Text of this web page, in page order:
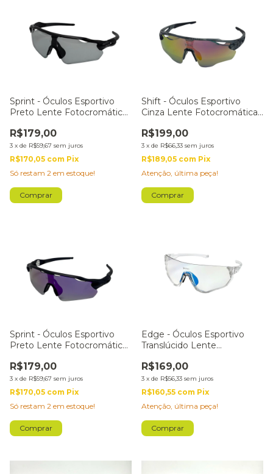
Sprint - Óculos Esportivo
Preto Lente Fotocromática
R$179,00
3 x de R$59,67 sem juros
R$170,05 com Pix
Só restam 2 em estoque!
Shift - Óculos Esportivo
Cinza Lente Fotocromática
R$199,00
3 x de R$66,33 sem juros
R$189,05 com Pix
Atenção, última peça!
Sprint - Óculos Esportivo
Preto Lente Fotocromática
R$179,00
3 x de R$59,67 sem juros
R$170,05 com Pix
Só restam 2 em estoque!
Edge - Óculos Esportivo
Translúcido Lente
R$169,00
3 x de R$56,33 sem juros
R$160,55 com Pix
Atenção, última peça!